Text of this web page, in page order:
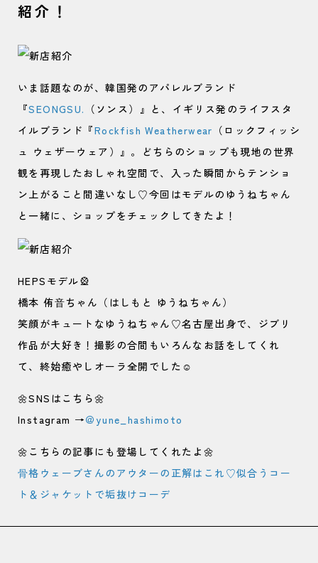
紹介！
いま話題なのが、韓国発のアパレルブランド
『SEONGSU. （ソンス）』と、イギリス発のライフスタ
イルブランド『Rockfish Weatherwear （ロックフィッシ
ュ ウェザーウェア）』。どちらのショップも現地の世界
観を再現したおしゃれ空間で、入った瞬間からテンショ
ン上がること間違いなし♡今回はモデルのゆうねちゃん
と一緒に、ショップをチェックしてきたよ！
HEPSモデル🎡
橋本 侑⾳ちゃん（はしもと ゆうねちゃん）
笑顔がキュートなゆうねちゃん♡名古屋出身で、ジブリ
作品が大好き！撮影の合間もいろんなお話をしてくれ
て、終始癒やしオーラ全開でした☺️
🌼SNSはこちら🌼
Instagram →＠yune_hashimoto
🌼こちらの記事にも登場してくれたよ🌼
⾻格ウェーブさんのアウターの正解はこれ♡似合うコー
ト＆ジャケットで垢抜けコーデ